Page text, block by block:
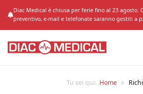
Diac Medical è chiusa per ferie fino al 23 agosto.
preventivo, e-mail e telefonate saranno gestiti a
Tu sei qui: Home